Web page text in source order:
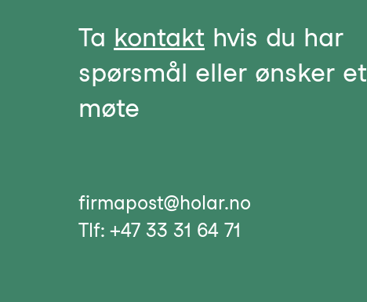
Ta kontakt hvis du har
spørsmål eller ønsker et
møte
firmapost@holar.no
Tlf: +47 33 31 64 71